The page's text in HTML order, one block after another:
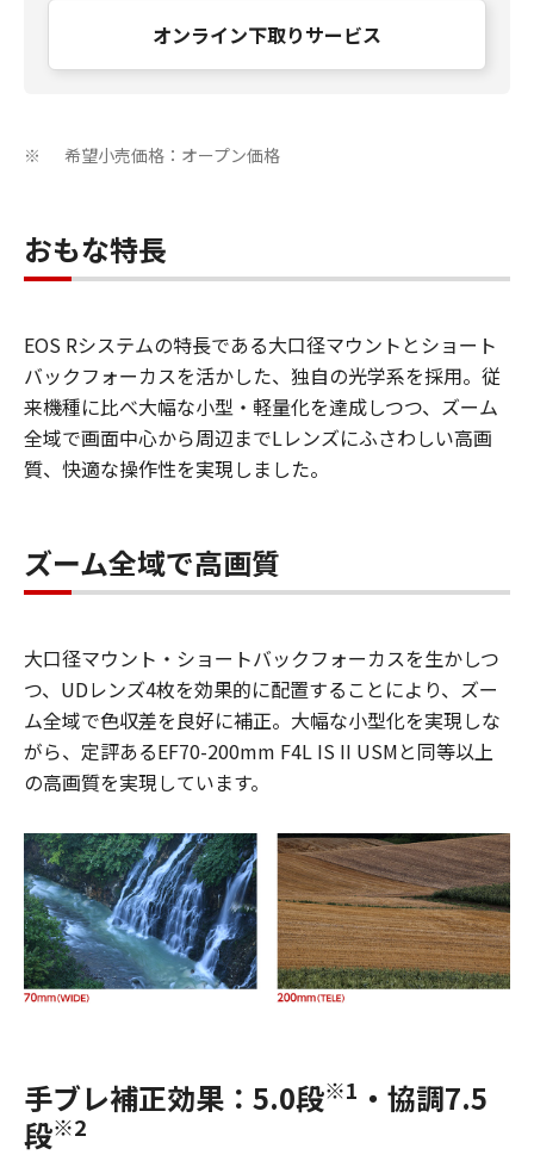
オンライン下取りサービス
※ 希望小売価格：オープン価格
おもな特長
EOS Rシステムの特長である大口径マウントとショート
バックフォーカスを活かした、独自の光学系を採用。従
来機種に比べ大幅な小型・軽量化を達成しつつ、ズーム
全域で画面中心から周辺までLレンズにふさわしい高画
質、快適な操作性を実現しました。
ズーム全域で高画質
大口径マウント・ショートバックフォーカスを生かしつ
つ、UDレンズ4枚を効果的に配置することにより、ズー
ム全域で色収差を良好に補正。大幅な小型化を実現しな
がら、定評あるEF70-200mm F4L IS II USMと同等以上
の高画質を実現しています。
手ブレ補正効果：5.0段※1 ・協調7.5
段※2